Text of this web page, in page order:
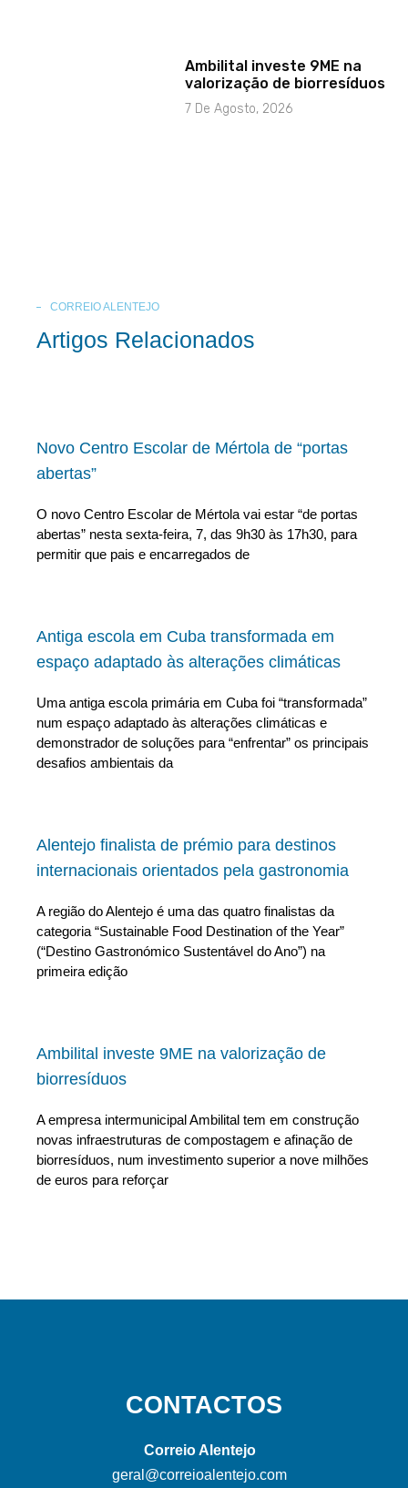
Ambilital investe 9ME na
valorização de biorresíduos
7 De Agosto, 2026
CORREIO ALENTEJO
Artigos Relacionados
Novo Centro Escolar de Mértola de “portas
abertas”
O novo Centro Escolar de Mértola vai estar “de portas
abertas” nesta sexta-feira, 7, das 9h30 às 17h30, para
permitir que pais e encarregados de
Antiga escola em Cuba transformada em
espaço adaptado às alterações climáticas
Uma antiga escola primária em Cuba foi “transformada”
num espaço adaptado às alterações climáticas e
demonstrador de soluções para “enfrentar” os principais
desafios ambientais da
Alentejo finalista de prémio para destinos
internacionais orientados pela gastronomia
A região do Alentejo é uma das quatro finalistas da
categoria “Sustainable Food Destination of the Year”
(“Destino Gastronómico Sustentável do Ano”) na
primeira edição
Ambilital investe 9ME na valorização de
biorresíduos
A empresa intermunicipal Ambilital tem em construção
novas infraestruturas de compostagem e afinação de
biorresíduos, num investimento superior a nove milhões
de euros para reforçar
CONTACTOS
Correio Alentejo
geral@correioalentejo.com